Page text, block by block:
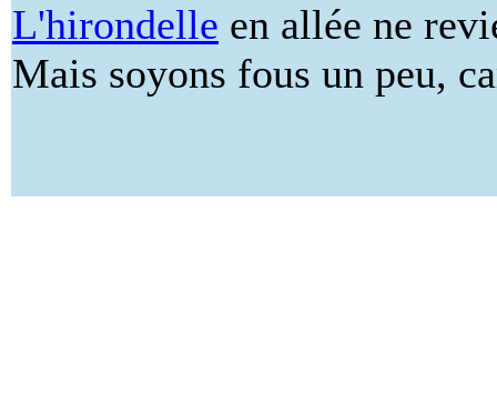
L'hirondelle en allée ne
Mais soyons fous un peu,